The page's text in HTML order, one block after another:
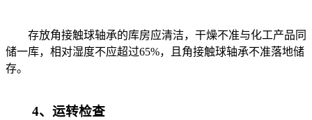
存放角接触球轴承的库房应清洁，干燥不准与化工产品同
储一库，相对湿度不应超过65%，且角接触球轴承不准落地储
存。
4、运转检查